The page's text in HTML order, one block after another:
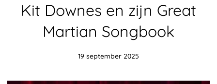
Kit Downes en zijn Great
Martian Songbook
19 september 2025